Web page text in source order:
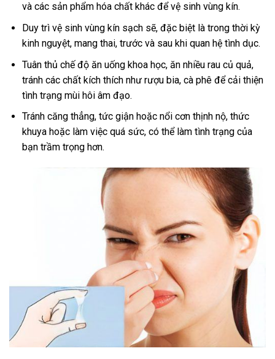
và các sản phẩm hóa chất khác để vệ sinh vùng kín.
Duy trì vệ sinh vùng kín sạch sẽ, đặc biệt là trong thời kỳ
kinh nguyệt, mang thai, trước và sau khi quan hệ tình dục.
Tuân thủ chế độ ăn uống khoa học, ăn nhiều rau củ quả,
tránh các chất kích thích như rượu bia, cà phê để cải thiện
tình trạng mùi hôi âm đạo.
Tránh căng thẳng, tức giận hoặc nổi cơn thịnh nộ, thức
khuya hoặc làm việc quá sức, có thể làm tình trạng của
bạn trầm trọng hơn.